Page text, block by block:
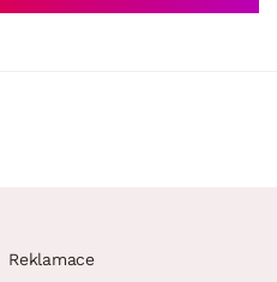
Reklamace